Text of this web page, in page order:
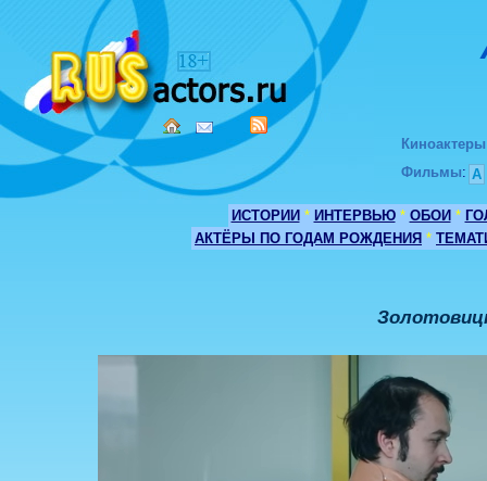
Киноактеры
Фильмы: А
ИСТОРИИ * ИНТЕРВЬЮ * ОБОИ *
АКТЁРЫ ПО ГОДАМ РОЖДЕНИЯ *